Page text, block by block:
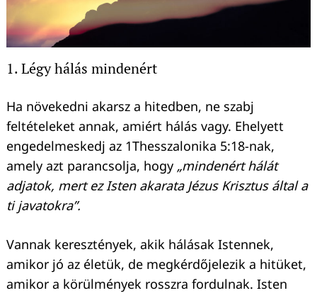
1. Légy hálás mindenért
Ha növekedni akarsz a hitedben, ne szabj
feltételeket annak, amiért hálás vagy. Ehelyett
engedelmeskedj az 1Thesszalonika 5:18-nak,
amely azt parancsolja, hogy „mindenért hálát
adjatok, mert ez Isten akarata Jézus Krisztus által a
ti javatokra”.
Vannak keresztények, akik hálásak Istennek,
amikor jó az életük, de megkérdőjelezik a hitüket,
amikor a körülmények rosszra fordulnak. Isten